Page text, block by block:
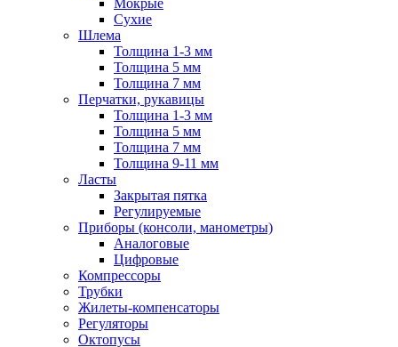
Мокрые
Сухие
Шлема
Толщина 1-3 мм
Толщина 5 мм
Толщина 7 мм
Перчатки, рукавицы
Толщина 1-3 мм
Толщина 5 мм
Толщина 7 мм
Толщина 9-11 мм
Ласты
Закрытая пятка
Регулируемые
Приборы (консоли, манометры)
Аналоговые
Цифровые
Компрессоры
Трубки
Жилеты-компенсаторы
Регуляторы
Октопусы